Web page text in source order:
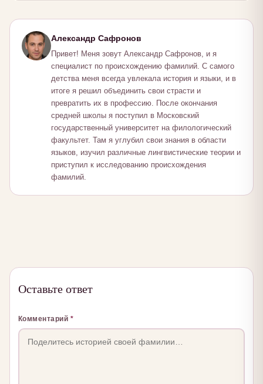
Александр Сафронов
Привет! Меня зовут Александр Сафронов, и я
специалист по происхождению фамилий. С самого
детства меня всегда увлекала история и языки, и в
итоге я решил объединить свои страсти и
превратить их в профессию. После окончания
средней школы я поступил в Московский
государственный университет на филологический
факультет. Там я углубил свои знания в области
языков, изучил различные лингвистические теории и
приступил к исследованию происхождения
фамилий.
Оставьте ответ
Комментарий *